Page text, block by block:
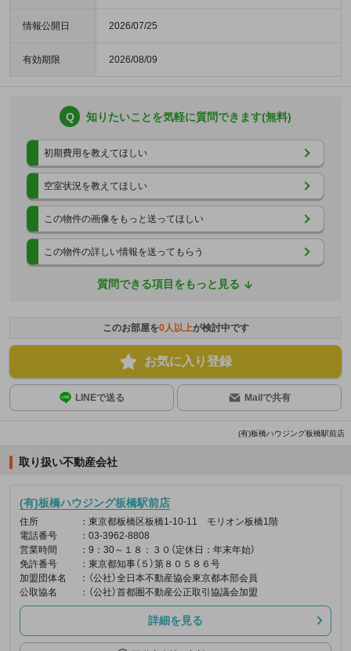
情報公開日 2026/07/25
有効期限 2026/08/09
Q 知りたいことを気軽に質問できます(無料)
初期費用を教えてほしい
空室状況を教えてほしい
この物件の画像をもっと送ってほしい
この物件の詳しい情報を送ってもらう
質問できる項目をもっと見る
このお部屋を0人以上が検討中です
お気に入り登録
LINEで送る Mailで共有
(有)板橋ハウジング板橋駅前店
取り扱い不動産会社
(有)板橋ハウジング板橋駅前店
住所
：東京都板橋区板橋1-10-11 モリオン板橋1階
電話番号
：03-3962-8808
営業時間
：9：30～１８：３０（定休日：年末年始）
免許番号
：東京都知事（５）第８０５８６号
加盟団体名
：（公社）全日本不動産協会東京都本部会員
公取協名
：（公社）首都圏不動産公正取引協議会加盟
詳細を見る